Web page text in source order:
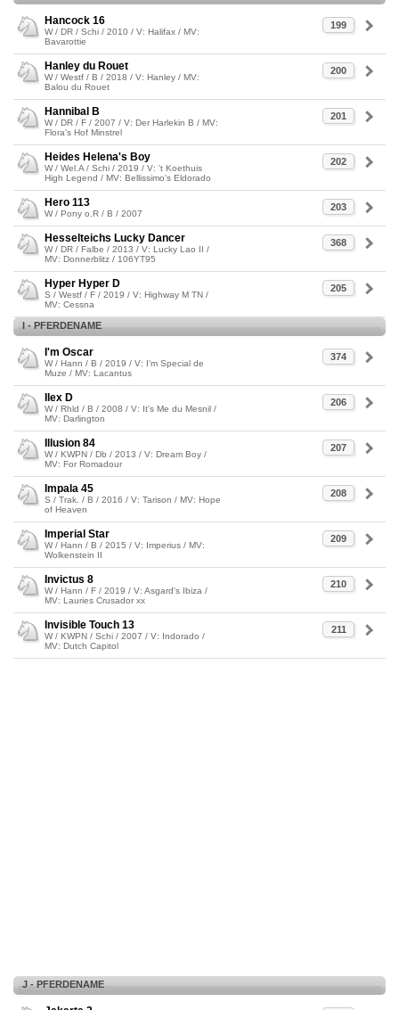
199
Hancock 16
W / DR / Schi / 2010 / V: Halifax / MV:
Bavarottie
200
Hanley du Rouet
W / Westf / B / 2018 / V: Hanley / MV:
Balou du Rouet
201
Hannibal B
W / DR / F / 2007 / V: Der Harlekin B / MV:
Flora's Hof Minstrel
202
Heides Helena's Boy
W / Wel.A / Schi / 2019 / V: 't Koethuis
High Legend / MV: Bellissimo's Eldorado
203
Hero 113
W / Pony o.R / B / 2007
368
Hesselteichs Lucky Dancer
W / DR / Falbe / 2013 / V: Lucky Lao II /
MV: Donnerblitz / 106YT95
205
Hyper Hyper D
S / Westf / F / 2019 / V: Highway M TN /
MV: Cessna
I - PFERDENAME
374
I'm Oscar
W / Hann / B / 2019 / V: I'm Special de
Muze / MV: Lacantus
206
Ilex D
W / Rhld / B / 2008 / V: It's Me du Mesnil /
MV: Darlington
207
Illusion 84
W / KWPN / Db / 2013 / V: Dream Boy /
MV: For Romadour
208
Impala 45
S / Trak. / B / 2016 / V: Tarison / MV: Hope
of Heaven
209
Imperial Star
W / Hann / B / 2015 / V: Imperius / MV:
Wolkenstein II
210
Invictus 8
W / Hann / F / 2019 / V: Asgard's Ibiza /
MV: Lauries Crusador xx
211
Invisible Touch 13
W / KWPN / Schi / 2007 / V: Indorado /
MV: Dutch Capitol
J - PFERDENAME